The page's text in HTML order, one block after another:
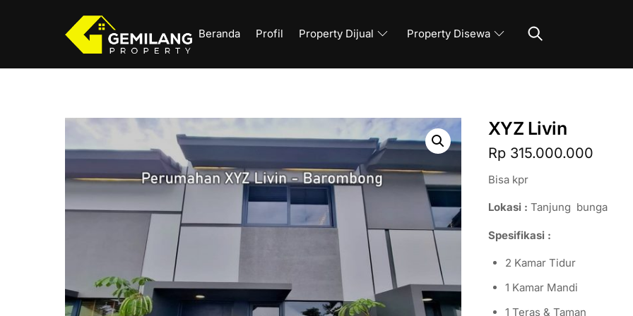
Beranda Profil Property Dijual Property Disewa
XYZ Livin
Rp315.000.000
Bisa kpr
Lokasi : Tanjung bunga
Spesifikasi :
2 Kamar Tidur
1 Kamar Mandi
1 Teras & Taman